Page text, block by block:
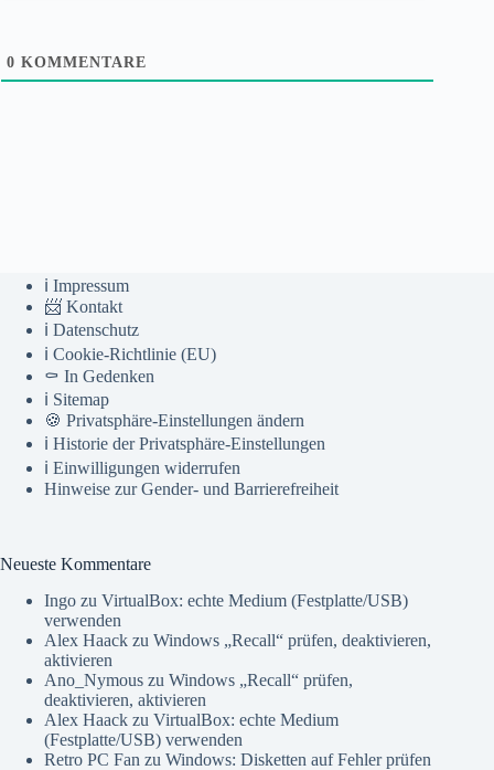
0 KOMMENTARE
ℹ️ Impressum
📨 Kontakt
ℹ️ Datenschutz
ℹ️ Cookie-Richtlinie (EU)
⚰️ In Gedenken
ℹ️ Sitemap
🍪 Privatsphäre-Einstellungen ändern
ℹ️ Historie der Privatsphäre-Einstellungen
ℹ️ Einwilligungen widerrufen
Hinweise zur Gender- und Barrierefreiheit
Neueste Kommentare
Ingo zu VirtualBox: echte Medium (Festplatte/USB)
verwenden
Alex Haack zu Windows „Recall“ prüfen, deaktivieren,
aktivieren
Ano_Nymous zu Windows „Recall“ prüfen,
deaktivieren, aktivieren
Alex Haack zu VirtualBox: echte Medium
(Festplatte/USB) verwenden
Retro PC Fan zu Windows: Disketten auf Fehler prüfen